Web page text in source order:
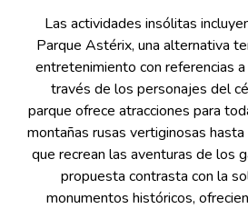
Las actividades insólitas
Parque Astérix, una alternativa
entretenimiento con referencias
través de los personajes del
parque ofrece atracciones para
montañas rusas vertiginosas
que recrean las aventuras de los
propuesta contrasta con la
monumentos históricos,